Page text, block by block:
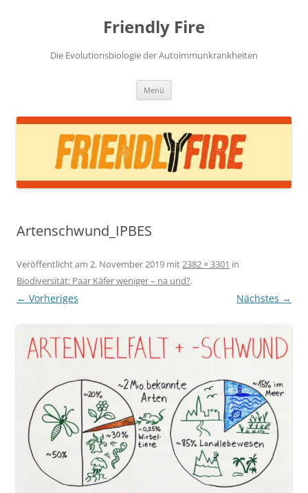
Friendly Fire
Die Evolutionsbiologie der Autoimmunkrankheiten
Menü
Artenschwund_IPBES
Veröffentlicht am 2. November 2019 mit2382 × 3301 in
Biodiversität: Paar Käfer weniger – na und?.
← Vorheriges Nächstes →